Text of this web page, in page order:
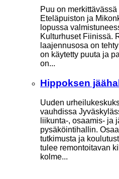
Puu on
Eteläpuiston ja
lopussa
Kulturhuset Fiinissä.
laajennusosa on
on käytetty puuta ja
on...
Hippoksen
Uuden
vauhdissa
liikunta-, osaamis- ja
pysäköintihallin.
tutkimusta ja
tulee remontoitavan
kolme...